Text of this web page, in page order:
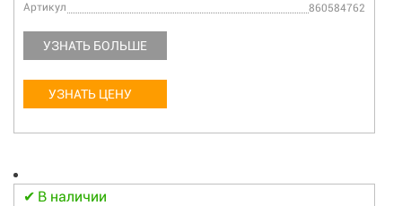
Артикул 860584762
УЗНАТЬ БОЛЬШЕ
УЗНАТЬ ЦЕНУ
В наличии